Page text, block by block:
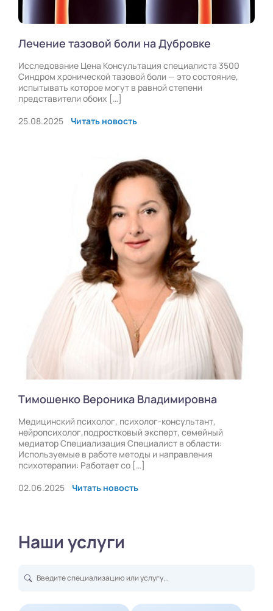
Лечение тазовой боли на Дубровке
Исследование Цена Консультация специалиста 3500
Синдром хронической тазовой боли — это состояние,
испытывать которое могут в равной степени
представители обоих […]
25.08.2025
Читать новость
Тимошенко Вероника Владимировна
Медицинский психолог, психолог-консультант,
нейропсихолог,подростковый эксперт, семейный
медиатор Специализация Специалист в области:
Используемые в работе методы и направления
психотерапии: Работает со […]
02.06.2025
Читать новость
Наши услуги